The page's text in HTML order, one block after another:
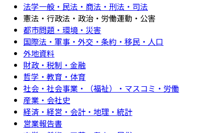
法学一般・民法・商法・刑法・司法
憲法・行政法・政治・労働運動・公害
都市問題・環境・災害
国際法・軍事・外交・条約・移民・人口
外地資料
財政・税制・金融
哲学・教育・体育
社会・社会事業・（福祉）・マスコミ・労働
産業・会社史
経済・経営・会計・地理・統計
営業報告書